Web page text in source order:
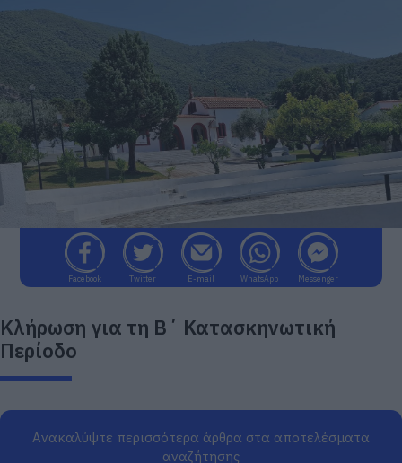
Facebook Twitter E-mail WhatsApp Messenger
Κλήρωση για τη Β΄ Κατασκηνωτική
Περίοδο
Ανακαλύψτε περισσότερα άρθρα στα αποτελέσματα
αναζήτησης